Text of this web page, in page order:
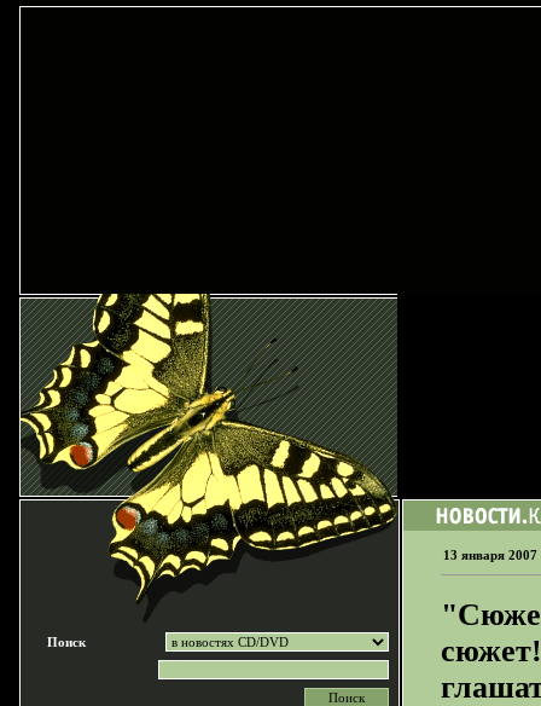
Поиск
13 января